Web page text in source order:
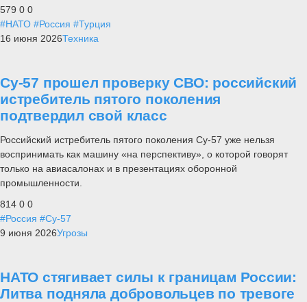
579 0 0
#НАТО #Россия #Турция
16 июня 2026Техника
Су-57 прошел проверку СВО: российский
истребитель пятого поколения
подтвердил свой класс
Российский истребитель пятого поколения Су-57 уже нельзя
воспринимать как машину «на перспективу», о которой говорят
только на авиасалонах и в презентациях оборонной
промышленности.
814 0 0
#Россия #Су-57
9 июня 2026Угрозы
НАТО стягивает силы к границам России:
Литва подняла добровольцев по тревоге